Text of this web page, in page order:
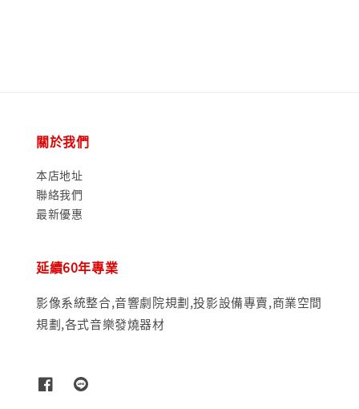
關於我們
本店地址
聯絡我們
最新優惠
延續60年專業
影像系統整合,音響劇院規劃,投影設備專賣,商業空間
規劃,各式音樂發燒器材